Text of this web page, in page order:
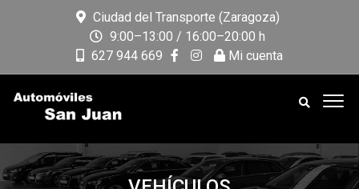
Ciudad del Transporte (Zaragoza)
9:00–13:00 / 16:00–20:00 h
627 944 669
Mi cuenta